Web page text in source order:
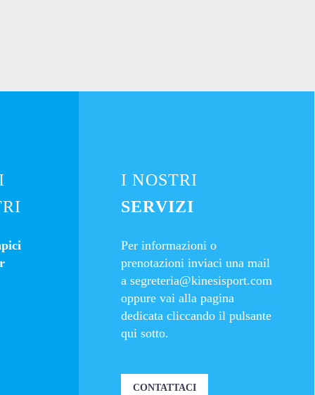
I NOSTRI
SERVIZI
Per informazioni o
prenotazioni inviaci una mail
a segreteria@kinesisport.com
oppure vai alla pagina
dedicata cliccando il pulsante
qui sotto.
CONTATTACI